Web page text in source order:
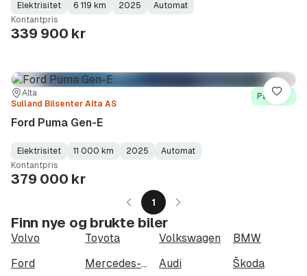
Fuel
Type:
Elektrisitet
Kilometerstand:
6 119 km
Model
Year:
2025
Gearbox
Type:
Automat
Kontantpris
339 900 kr
Sted:
Alta
Forhandler:
Sulland Bilsenter Alta AS
På lager
Ford Puma Gen-E
Fuel
Type:
Elektrisitet
Kilometerstand:
11 000 km
Model
Year:
2025
Gearbox
Type:
Automat
Kontantpris
379 000 kr
Lagre
1
Finn nye og brukte biler
Volvo Toyota Volkswagen
BMW
Ford
Mercedes-Benz Audi Škoda